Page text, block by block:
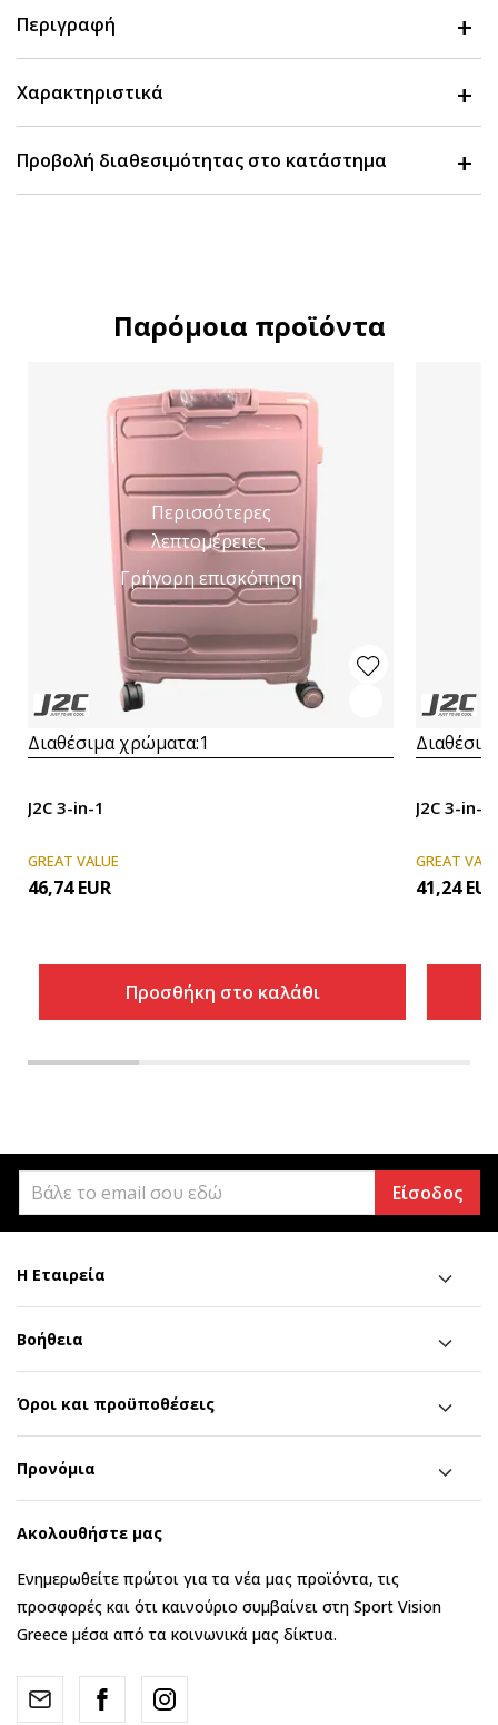
Περιγραφή
Χαρακτηριστικά
Προβολή διαθεσιμότητας στο κατάστημα
Παρόμοια προϊόντα
Περισσότερες
λεπτομέρειες
Γρήγορη επισκόπηση
Διαθέσιμα χρώματα:1
J2C 3-in-1
GREAT VALUE
46,74 EUR
Προσθήκη στο καλάθι
J2C 3-in-1
GREAT
41,24 EUR
Είσοδος
Η Εταιρεία
Βοήθεια
Όροι και προϋποθέσεις
Προνόμια
Ακολουθήστε μας
Ενημερωθείτε πρώτοι για τα νέα μας προϊόντα, τις
προσφορές και ότι καινούριο συμβαίνει στη Sport Vision
Greece μέσα από τα κοινωνικά μας δίκτυα.